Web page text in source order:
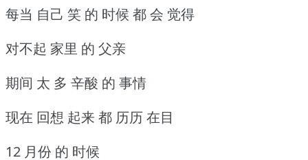
每当 自己 笑 的 时候 都 会 觉得
对不起 家里 的 父亲
期间 太 多 辛酸 的 事情
现在 回想 起来 都 历历 在目
12 月份 的 时候